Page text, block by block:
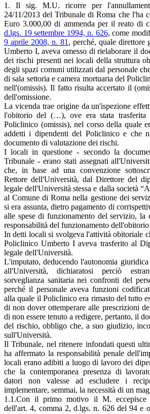
1. Il sig. M.U. ricorre per
24/11/2013 del Tribunale di Roma che l'ha
Euro 3.000,00 di ammenda per il reato di
d.lgs. 19 settembre 1994, n. 626, come
9 aprile 2008, n. 81 , perché, quale direttore
Umberto I, aveva omesso di rielaborare il
dei rischi presenti nei locali della struttura
degli spazi comuni utilizzati dal personale
di sala settoria e camera mortuaria del
nell'(omissis). Il fatto risulta accertato il
dell'omissione.
La vicenda trae origine da un'ispezione
l'obitorio del (…), ove era stata trasferita
Policlinico (omissis), nel corso della quale
addetti i dipendenti del Policlinico e che
documento di valutazione dei rischi.
I locali in questione - secondo la
Tribunale - erano stati assegnati
che, in base ad una convenzione
Rettore dell'Università, dal Direttore del
legale dell'Università stessa e dalla società
al Comune di Roma nella gestione dei
si era assunta, dietro pagamento di
alle spese di funzionamento del servizio, la
responsabilità del funzionamento
In detti locali si svolgeva l'attività obitoriale
Policlinico Umberto I aveva trasferito al
legale dell'Università.
L'imputato, deducendo l'autonomia
all'Università, dichiaratosi perciò
sorveglianza sanitaria nei confronti del
perché il personale aveva funzioni
alla quale il Policlinico era rimasto del tutto
di non dover ottemperare alle prescrizioni
di non essere tenuto a redigere, pertanto, il
del rischio, obbligo che, a suo giudizio,
sull'Università.
Il Tribunale, nel ritenere infondati questi
ha affermato la responsabilità penale
locali erano adibiti a luogo di lavoro dei
che la contemporanea presenza di
datori non valesse ad escludere i
implementare, semmai, la necessità di un
1.1.Con il primo motivo il M. eccepisce
dell'art. 4, comma 2, d.lgs. n. 626 del 94 e